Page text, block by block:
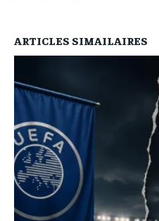
ARTICLES SIMAILAIRES